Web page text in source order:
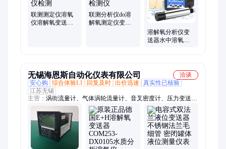
联测测定仪溶氧
仪溶解氧变送器
联测分析仪do溶
解氧测定仪变送
溶解氧分析仪变
送器水中溶氧量
无锡海恩斯自动化仪表有限公司
洽谈
安心购
综合体验L1 回复及时 出价迅速
真实性已核验
江苏无锡
主营： 涡街流量计、气体涡轮流量计、音叉密度计、压力变送
器、在线式密度计、旋进漩涡流量计、圆齿轮流量计、热式气体
质量流量计、磁翻板液位计、转子流量计、音叉液位开关、孔板
流量计、V锥流量计